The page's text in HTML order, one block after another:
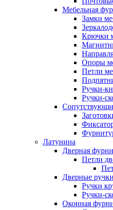
Мебельная
Замки
Крючки
Опоры
Петли
Ручки-
Ручки-
Латунина
Дверная
Петли
Дверные ручки
Ручки
Ручки-
Оконная